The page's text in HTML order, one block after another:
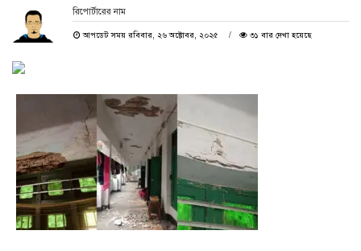
রিপোর্টারের নাম
আপডেট সময় রবিবার, ২৬ অক্টোবর, ২০২৫ ৩১ বার দেখা হয়েছে